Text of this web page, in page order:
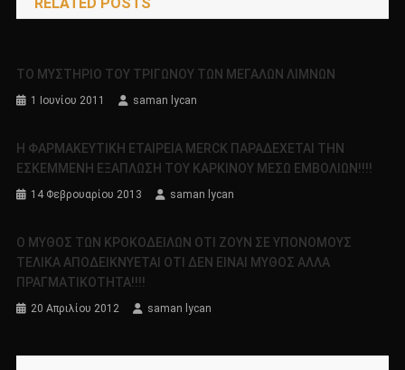
ΤΟ ΜΥΣΤΗΡΙΟ ΤΟΥ ΤΡΙΓΩΝΟΥ ΤΩΝ ΜΕΓΑΛΩΝ ΛΙΜΝΩΝ
1 Ιουνίου 2011 saman lycan
Η ΦΑΡΜΑΚΕΥΤΙΚΗ ΕΤΑΙΡΕΙΑ MERCK ΠΑΡΑΔΕΧΕΤΑΙ ΤΗΝ
ΕΣΚΕΜΜΕΝΗ ΕΞΑΠΛΩΣΗ ΤΟΥ ΚΑΡΚΙΝΟΥ ΜΕΣΩ ΕΜΒΟΛΙΩΝ!!!!
14 Φεβρουαρίου 2013 saman lycan
Ο ΜΥΘΟΣ ΤΩΝ ΚΡΟΚΟΔΕΙΛΩΝ ΟΤΙ ΖΟΥΝ ΣΕ ΥΠΟΝΟΜΟΥΣ
ΤΕΛΙΚΑ ΑΠΟΔΕΙΚΝΥΕΤΑΙ ΟΤΙ ΔΕΝ ΕΙΝΑΙ ΜΥΘΟΣ ΑΛΛΑ
ΠΡΑΓΜΑΤΙΚΟΤΗΤΑ!!!!
20 Απριλίου 2012 saman lycan